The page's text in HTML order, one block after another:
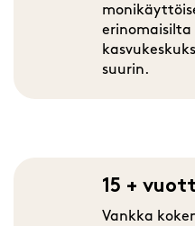
erinomaisilta
suurin.
15 +
Vankka